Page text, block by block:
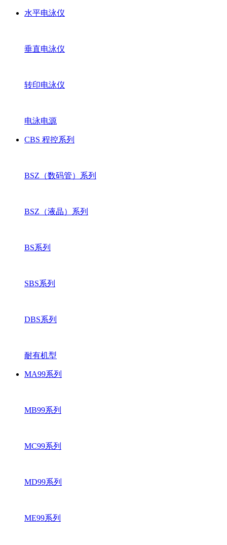
水平电泳仪
垂直电泳仪
转印电泳仪
电泳电源
CBS 程控系列
BSZ（数码管）系列
BSZ（液晶）系列
BS系列
SBS系列
DBS系列
耐有机型
MA99系列
MB99系列
MC99系列
MD99系列
ME99系列